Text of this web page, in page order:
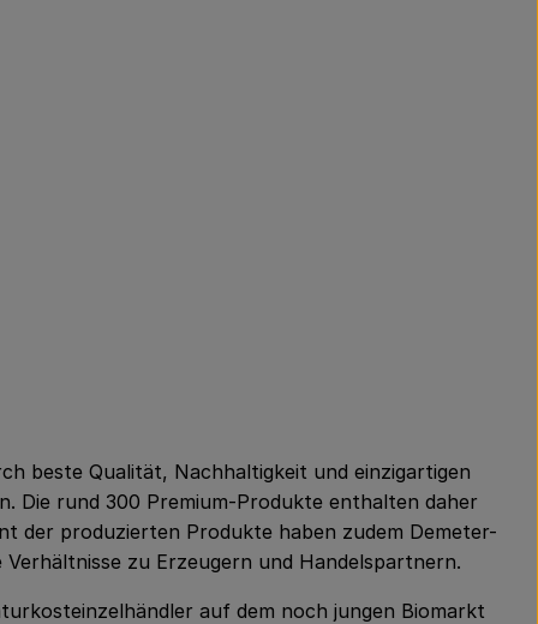
beste Qualität, Nachhaltigkeit und einzigartigen
Die rund 300 Premium-Produkte enthalten daher
der produzierten Produkte haben zudem Demeter-
zu Erzeugern und Handelspartnern.
auf dem noch jungen Biomarkt